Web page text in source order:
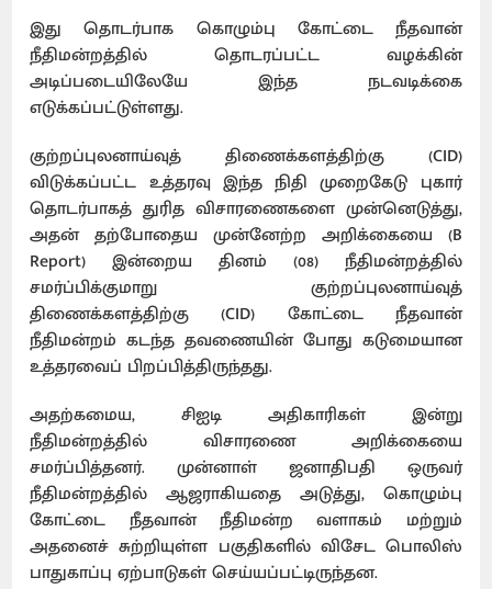
இது தொடர்பாக கொழும்பு கோட்டை நீதவான்
நீதிமன்றத்தில் தொடரப்பட்ட வழக்கின்
அடிப்படையிலேயே இந்த நடவடிக்கை
எடுக்கப்பட்டுள்ளது.
குற்றப்புலனாய்வுத் திணைக்களத்திற்கு (CID)
விடுக்கப்பட்ட உத்தரவு இந்த நிதி முறைகேடு புகார்
தொடர்பாகத் துரித விசாரணைகளை முன்னெடுத்து,
அதன் தற்போதைய முன்னேற்ற அறிக்கையை (B
Report) இன்றைய தினம் (08) நீதிமன்றத்தில்
சமர்ப்பிக்குமாறு குற்றப்புலனாய்வுத்
திணைக்களத்திற்கு (CID) கோட்டை நீதவான்
நீதிமன்றம் கடந்த தவணையின் போது கடுமையான
உத்தரவைப் பிறப்பித்திருந்தது.
அதற்கமைய, சிஐடி அதிகாரிகள் இன்று
நீதிமன்றத்தில் விசாரணை அறிக்கையை
சமர்ப்பித்தனர். முன்னாள் ஜனாதிபதி ஒருவர்
நீதிமன்றத்தில் ஆஜராகியதை அடுத்து, கொழும்பு
கோட்டை நீதவான் நீதிமன்ற வளாகம் மற்றும்
அதனைச் சுற்றியுள்ள பகுதிகளில் விசேட பொலிஸ்
பாதுகாப்பு ஏற்பாடுகள் செய்யப்பட்டிருந்தன.